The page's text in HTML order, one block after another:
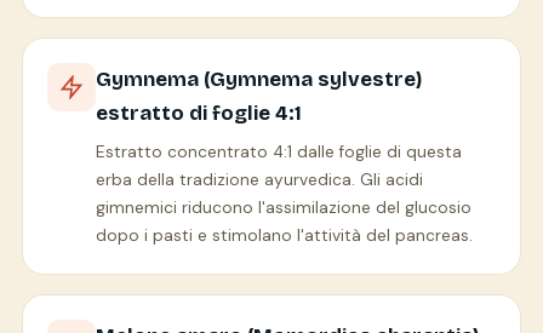
Gymnema (Gymnema sylvestre)
estratto di foglie 4:1
Estratto concentrato 4:1 dalle foglie di questa
erba della tradizione ayurvedica. Gli acidi
gimnemici riducono l'assimilazione del glucosio
dopo i pasti e stimolano l'attività del pancreas.